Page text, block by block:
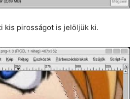
kis pirosságot is jelöljük ki.